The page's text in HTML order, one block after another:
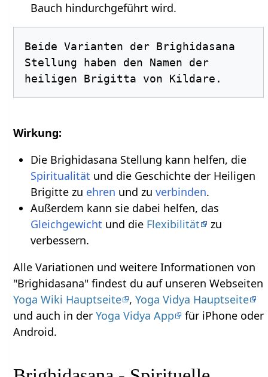
Bauch hindurchgeführt wird.
Beide Varianten der Brighidasana
Stellung haben den Namen der
Wirkung:
Die Brighidasana Stellung kann helfen, die
Spiritualität und die Geschichte der Heiligen
Brigitte zu ehren und zu verbinden.
Außerdem kann sie dabei helfen, das
Gleichgewicht und die Flexibilität
zu
verbessern.
Alle Variationen und weitere Informationen von
"Brighidasana" findest du auf unseren Webseiten
Yoga Wiki Hauptseite ,Yoga Vidya Hauptseite
und auch in derYoga Vidya App
für iPhone oder
Android.